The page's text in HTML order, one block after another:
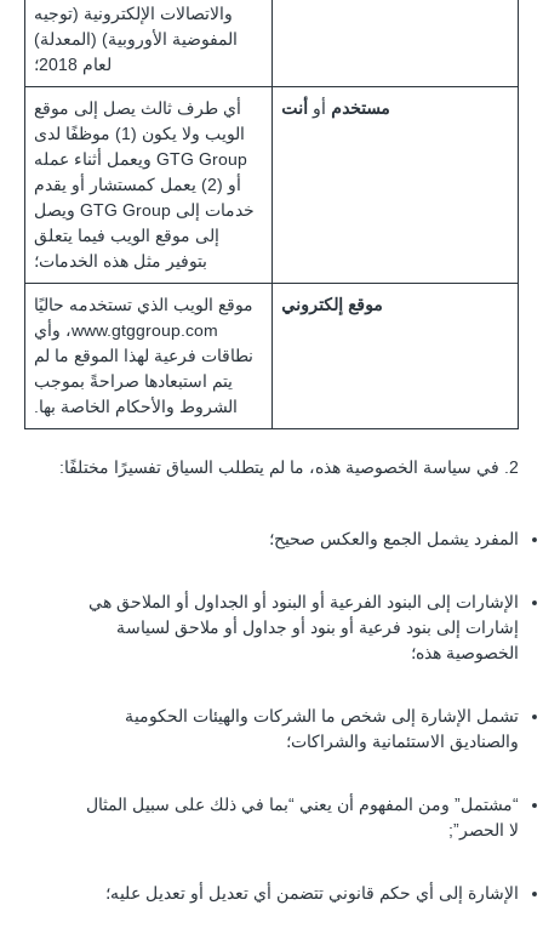
والاتصالات الإلكترونية (توجيه
المفوضية الأوروبية) (المعدلة)
لعام 2018؛
مستخدم أو أنت
أي طرف ثالث يصل إلى موقع
الويب ولا يكون (1) موظفًا لدى
GTG Group ويعمل أثناء عمله
أو (2) يعمل كمستشار أو يقدم
خدمات إلى GTG Group ويصل
إلى موقع الويب فيما يتعلق
بتوفير مثل هذه الخدمات؛
موقع إلكتروني
موقع الويب الذي تستخدمه حاليًا
www.gtggroup.com، وأي
نطاقات فرعية لهذا الموقع ما لم
يتم استبعادها صراحةً بموجب
الشروط والأحكام الخاصة بها.
2. في سياسة الخصوصية هذه، ما لم يتطلب السياق تفسيرًا مختلفًا:
المفرد يشمل الجمع والعكس صحيح؛
الإشارات إلى البنود الفرعية أو البنود أو الجداول أو الملاحق هي
إشارات إلى بنود فرعية أو بنود أو جداول أو ملاحق لسياسة
الخصوصية هذه؛
تشمل الإشارة إلى شخص ما الشركات والهيئات الحكومية
والصناديق الاستئمانية والشراكات؛
“مشتمل” ومن المفهوم أن يعني “بما في ذلك على سبيل المثال
لا الحصر”;
الإشارة إلى أي حكم قانوني تتضمن أي تعديل أو تعديل عليه؛